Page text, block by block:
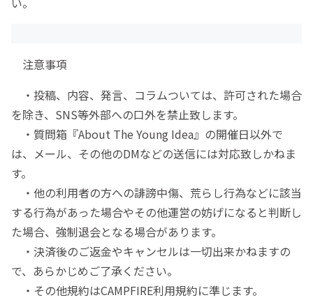
注意事項
・投稿、内容、発言、コラムついては、許可された場合
を除き、SNS等外部への口外を禁止致します。
・質問箱『About The Young Idea』の開催日以外で
は、メール、その他のDMなどの送信には対応致しかねま
す。
・他の利用者の方への誹謗中傷、荒らし行為などに該当
する行為があった場合やその他運営の妨げになると判断し
た場合、強制退会となる場合があります。
・決済後のご返金やキャンセルは一切出来かねますの
で、あらかじめご了承ください。
・その他規約はCAMPFIRE利用規約に準じます。